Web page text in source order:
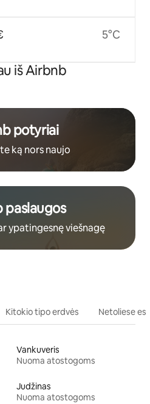
5°C
iš Airbnb
potyriai
ką nors naujo
paslaugos
ypatingesnę viešnagę
Kitokio tipo erdvės Netoliese
Vankuveris
Nuoma atostogoms
Judžinas
Nuoma atostogoms